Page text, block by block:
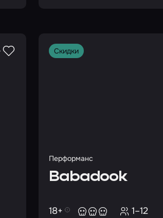
Скидки
Перформанс
Babadook
18+ 1–12